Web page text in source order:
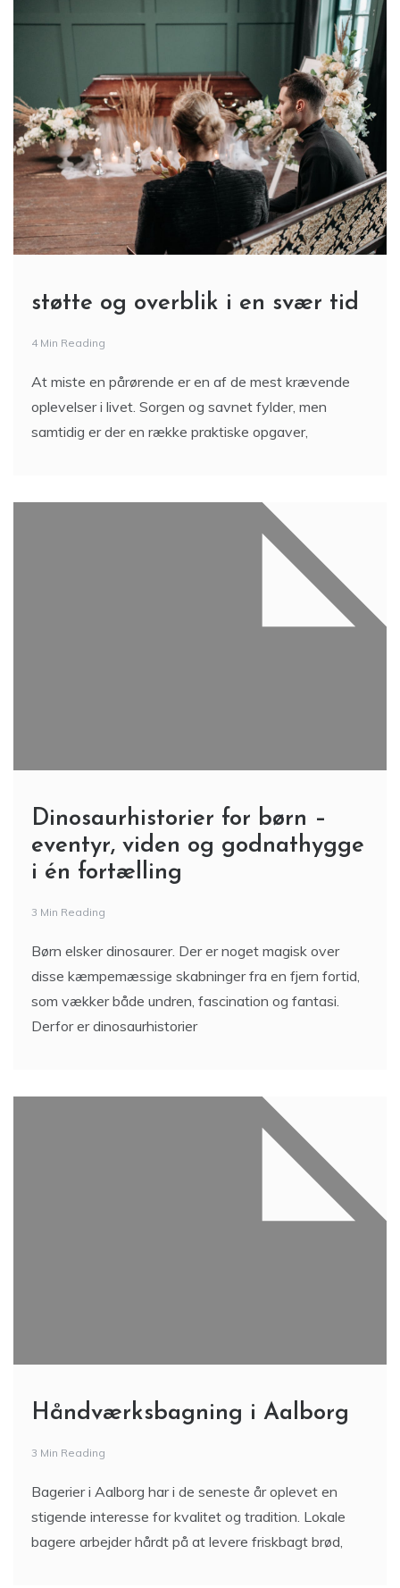
støtte og overblik i en svær tid
4 Min Reading
At miste en pårørende er en af de mest krævende
oplevelser i livet. Sorgen og savnet fylder, men
samtidig er der en række praktiske opgaver,
Dinosaurhistorier for børn –
eventyr, viden og godnathygge
i én fortælling
3 Min Reading
Børn elsker dinosaurer. Der er noget magisk over
disse kæmpemæssige skabninger fra en fjern fortid,
som vækker både undren, fascination og fantasi.
Derfor er dinosaurhistorier
Håndværksbagning i Aalborg
3 Min Reading
Bagerier i Aalborg har i de seneste år oplevet en
stigende interesse for kvalitet og tradition. Lokale
bagere arbejder hårdt på at levere friskbagt brød,